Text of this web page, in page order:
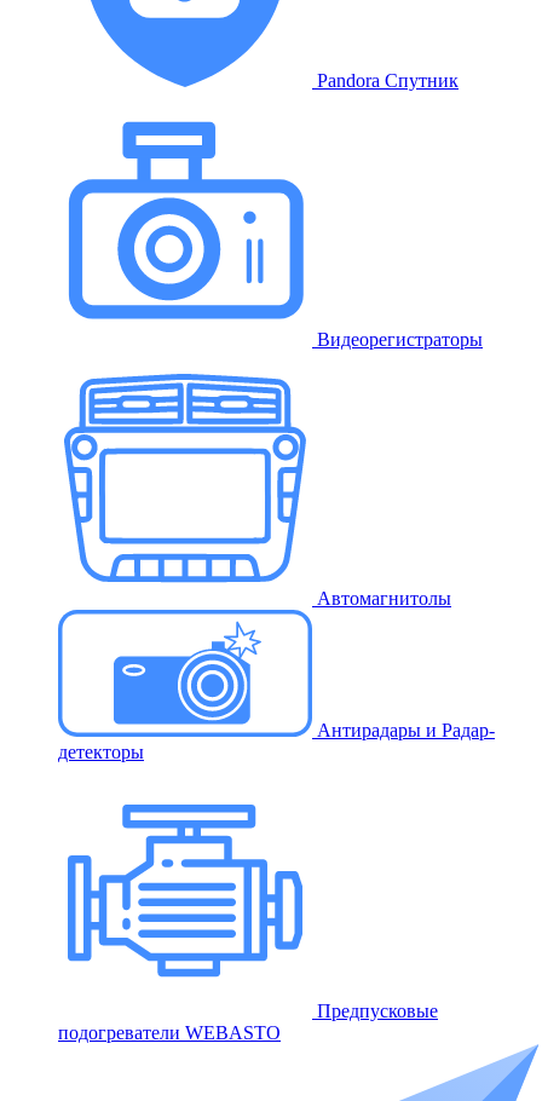
Pandora Спутник
Видеорегистраторы
Автомагнитолы
Антирадары и Радар-
детекторы
Предпусковые
подогреватели WEBASTO